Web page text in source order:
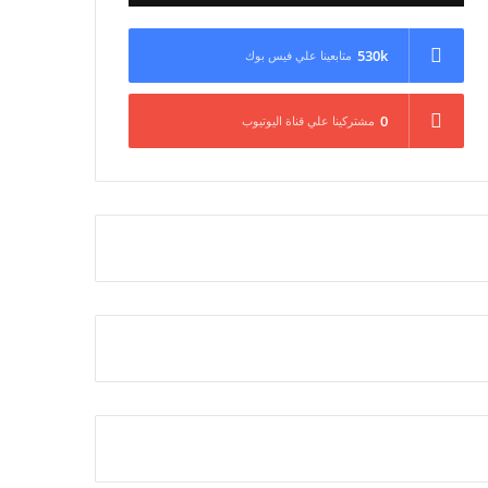
530k متابعينا علي فيس بوك
0 مشتركينا علي قناة اليوتيوب